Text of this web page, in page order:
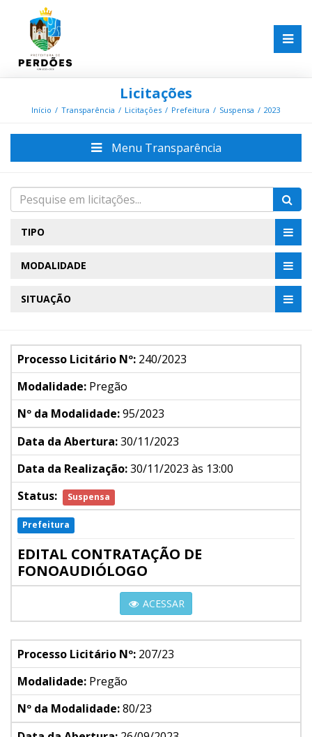
Licitações
Início Transparência Licitações Prefeitura Suspensa 2023
Menu Transparência
TIPO
MODALIDADE
SITUAÇÃO
Processo Licitário Nº: 240/2023
Modalidade: Pregão
Nº da Modalidade:95/2023
Data da Abertura:30/11/2023
Data da Realização:30/11/2023 às 13:00
Status:
Suspensa
Prefeitura
EDITAL CONTRATAÇÃO DE
FONOAUDIÓLOGO
ACESSAR
Processo Licitário Nº: 207/23
Modalidade: Pregão
Nº da Modalidade:80/23